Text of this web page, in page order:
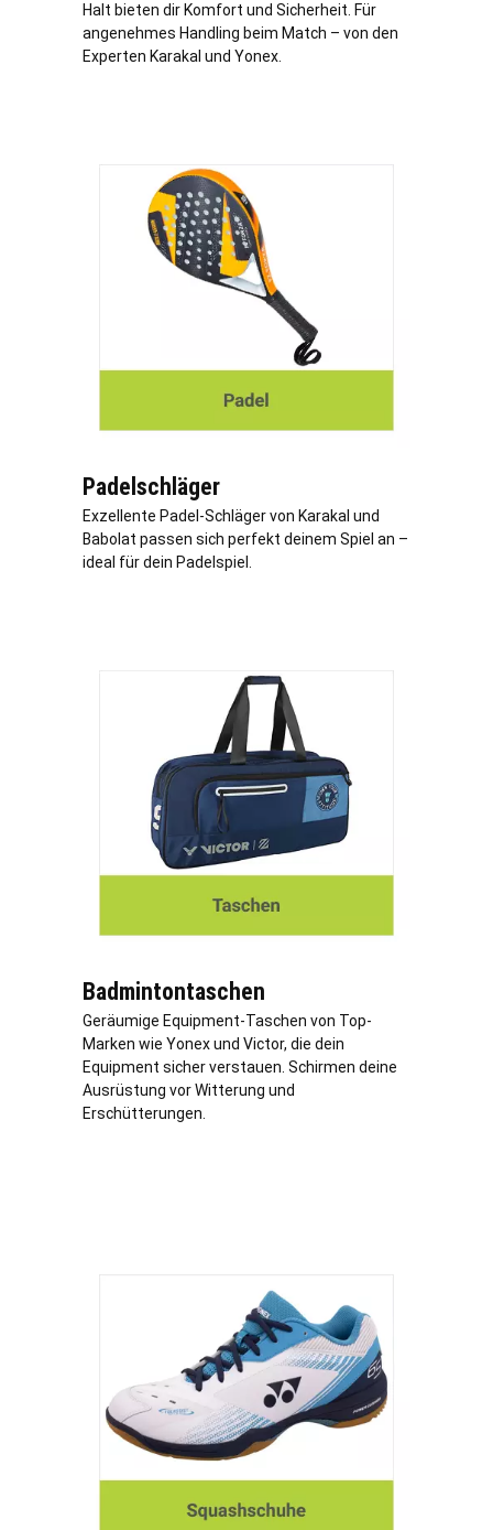
Halt bieten dir Komfort und Sicherheit. Für
angenehmes Handling beim Match – von den
Experten Karakal und Yonex.
Padelschläger
Exzellente Padel-Schläger von Karakal und
Babolat passen sich perfekt deinem Spiel an –
ideal für dein Padelspiel.
Badmintontaschen
Geräumige Equipment-Taschen von Top-
Marken wie Yonex und Victor, die dein
Equipment sicher verstauen. Schirmen deine
Ausrüstung vor Witterung und
Erschütterungen.